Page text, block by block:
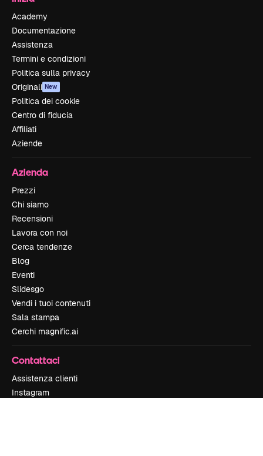
Academy
Documentazione
Assistenza
Termini e condizioni
Politica sulla privacy
Originali New
Politica dei cookie
Centro di fiducia
Affiliati
Aziende
Azienda
Prezzi
Chi siamo
Recensioni
Lavora con noi
Cerca tendenze
Blog
Eventi
Slidesgo
Vendi i tuoi contenuti
Sala stampa
Cerchi magnific.ai
Contattaci
Assistenza clienti
Instagram